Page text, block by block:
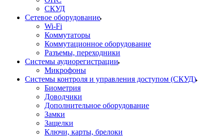
СКУД
Сетевое оборудование
Wi-Fi
Коммутаторы
Коммутационное оборудование
Разъемы, переходники
Системы аудиорегистрации
Микрофоны
Системы контроля и управления доступом (СКУД)
Биометрия
Доводчики
Дополнительное оборудование
Замки
Защелки
Ключи, карты, брелоки